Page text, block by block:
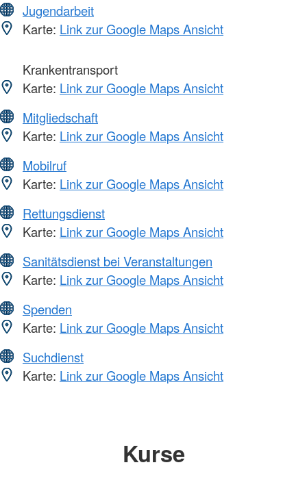
Jugendarbeit
Karte: Link zur Google Maps Ansicht
Krankentransport
Karte: Link zur Google Maps Ansicht
Mitgliedschaft
Karte: Link zur Google Maps Ansicht
Mobilruf
Karte: Link zur Google Maps Ansicht
Rettungsdienst
Karte: Link zur Google Maps Ansicht
Sanitätsdienst bei Veranstaltungen
Karte: Link zur Google Maps Ansicht
Spenden
Karte: Link zur Google Maps Ansicht
Suchdienst
Karte: Link zur Google Maps Ansicht
Kurse